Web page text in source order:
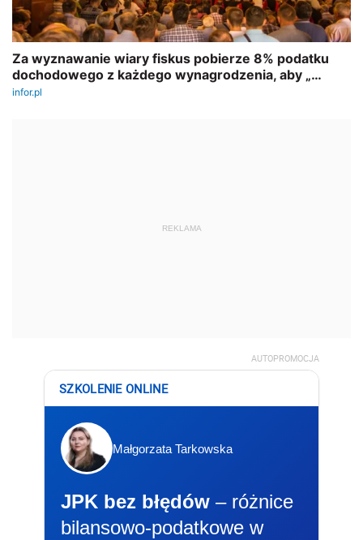
REKLAMA
AUTOPROMOCJA
SZKOLENIE ONLINE
Małgorzata Tarkowska
JPK bez błędów – różnice
bilansowo-podatkowe w